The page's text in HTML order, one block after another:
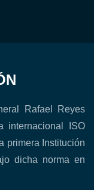
Rafael Reyes
internacional ISO
primera Institución
dicha norma en